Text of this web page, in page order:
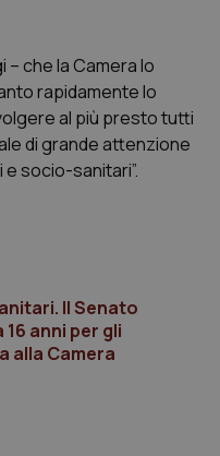
– che la Camera lo
rapidamente lo
al più presto tutti
di grande attenzione
socio-sanitari”.
Il Senato
anni per gli
alla Camera